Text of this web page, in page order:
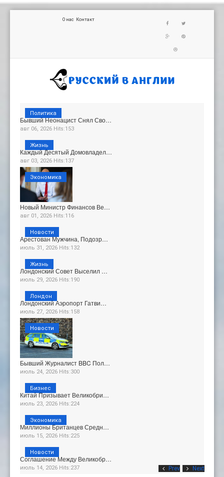
О нас Контакт
Prev Next
Бывший Неонацист Снял Сво…
авг 06, 2026 Hits:153
Политика
Каждый Десятый Домовладел…
авг 03, 2026 Hits:137
Жизнь
Новый Министр Финансов Ве…
авг 01, 2026 Hits:116
Экономика
Арестован Мужчина, Подозр…
июль 31, 2026 Hits:132
Новости
Лондонский Совет Выселил …
июль 29, 2026 Hits:190
Жизнь
Лондонский Аэропорт Гатви…
июль 27, 2026 Hits:158
Лондон
Бывший Журналист BBC Пол…
июль 24, 2026 Hits:300
Новости
Китай Призывает Великобри…
июль 23, 2026 Hits:224
Бизнес
Миллионы Британцев Средн…
июль 15, 2026 Hits:225
Экономика
Соглашение Между Великобр…
июль 14, 2026 Hits:237
Новости